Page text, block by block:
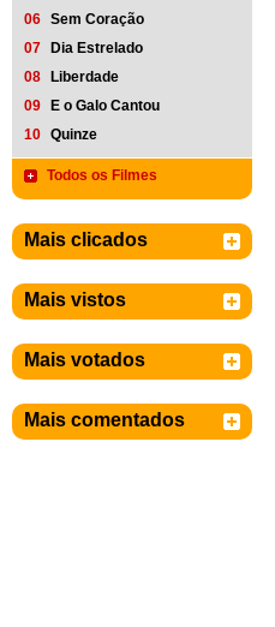
06 Sem Coração
07
Dia Estrelado
08
Liberdade
09
E o Galo Cantou
10 Quinze
Todos os Filmes
Mais clicados
Mais vistos
Mais votados
Mais comentados